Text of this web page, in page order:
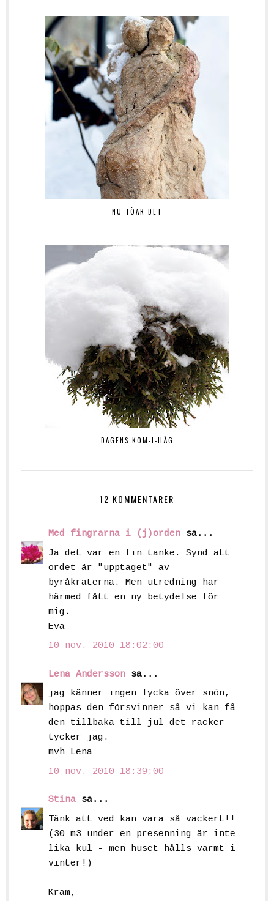
NU TÖAR DET
DAGENS KOM-I-HÅG
12 KOMMENTARER
Med fingrarna i (j)orden sa...
Ja det var en fin tanke. Synd att
ordet är "upptaget" av
byråkraterna. Men utredning har
härmed fått en ny betydelse för
mig.
Eva
10 nov. 2010 18:02:00
Lena Andersson sa...
jag känner ingen lycka över snön,
hoppas den försvinner så vi kan få
den tillbaka till jul det räcker
tycker jag.
mvh Lena
10 nov. 2010 18:39:00
Stina sa...
Tänk att ved kan vara så vackert!!
(30 m3 under en presenning är inte
lika kul - men huset hålls varmt i
vinter!)
Kram,